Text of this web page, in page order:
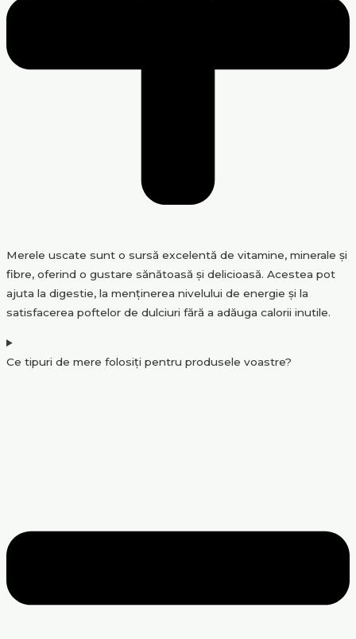
Merele uscate sunt o sursă excelentă de vitamine, minerale și
fibre, oferind o gustare sănătoasă și delicioasă. Acestea pot
ajuta la digestie, la menținerea nivelului de energie și la
satisfacerea poftelor de dulciuri fără a adăuga calorii inutile.
Ce tipuri de mere folosiți pentru produsele voastre?